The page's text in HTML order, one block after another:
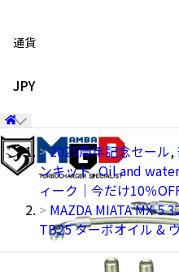
通貨
JPY
2025周年記念セール,
ンキット,Oil and
ィーク｜今だけ10％
MAZDA MIATA MX-5
TB25 ターボオイル &